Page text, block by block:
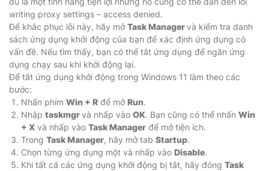
writing proxy settings – access denied.
Để khắc phục lỗi này, hãy mởTask Managervà kiểm tra danh
sách ứng dụng khởi động của bạn để xác định ứng dụng có
vấn đề. Nếu tìm thấy, bạn có thể tắt ứng dụng để ngăn ứng
dụng chạy sau khi khởi động lại.
Để tắt ứng dụng khởi động trong Windows 11 làm theo các
bước:
Nhấn phím Win + R để mởRun.
Nhập taskmgrvà nhấp vào OK. Bạn cũng có thể nhấn Win
+ X và nhấp vào Task Manager để mở tiện ích.
Trong Task Manager, hãy mở tab Startup.
Chọn từng ứng dụng một và nhấp vào Disable.
Khi tất cả các ứng dụng khởi động bị tắt, hãy đóng Task